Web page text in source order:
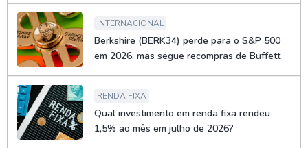
INTERNACIONAL
Berkshire (BERK34) perde para o S&P 500
em 2026, mas segue recompras de Buffett
RENDA FIXA
Qual investimento em renda fixa rendeu
1,5% ao mês em julho de 2026?